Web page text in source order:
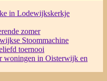
in Lodewijkskerkje
zomer
Stoommachine
toernooi
woningen in Oisterwijk en